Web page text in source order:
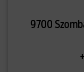
9700